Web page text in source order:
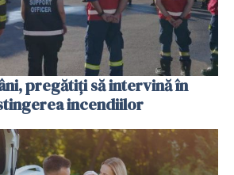
pregătiţi să intervină în
incendiilor